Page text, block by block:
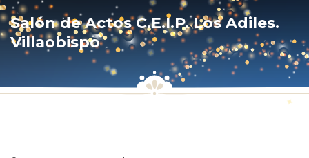
Salón de Actos C.E.I.P. Los Adiles.
Villaobispo